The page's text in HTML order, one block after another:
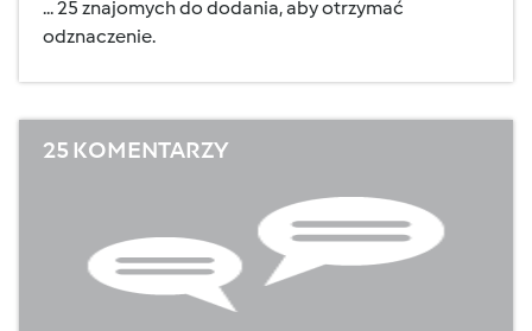
... 25 znajomych do dodania, aby otrzymać
odznaczenie.
25 KOMENTARZY